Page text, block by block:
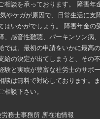
相談を承っております。 障害年
やケガが原因で、日常生活に
はいかがでしょう。 障害年金の
、感音性難聴、パーキンソン病
では、最初の申請をいかに最高
給の決定が出てしまうと、その
験と実績が豊富な社労士のサポ
談は無料で対応しております。
相談下さい。
務士事務所 所在地情報